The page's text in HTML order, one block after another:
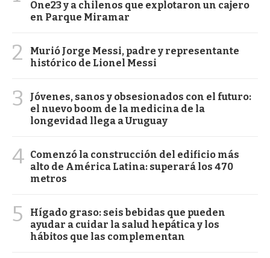
One23 y a chilenos que explotaron un cajero
en Parque Miramar
2
Murió Jorge Messi, padre y representante
histórico de Lionel Messi
3
Jóvenes, sanos y obsesionados con el futuro:
el nuevo boom de la medicina de la
longevidad llega a Uruguay
4 Comenzó la construcción del edificio más
alto de América Latina: superará los 470
metros
5
Hígado graso: seis bebidas que pueden
ayudar a cuidar la salud hepática y los
hábitos que las complementan